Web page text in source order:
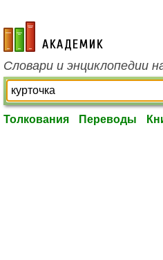
academic.ru
Словари и энциклопедии
Толкования Переводы